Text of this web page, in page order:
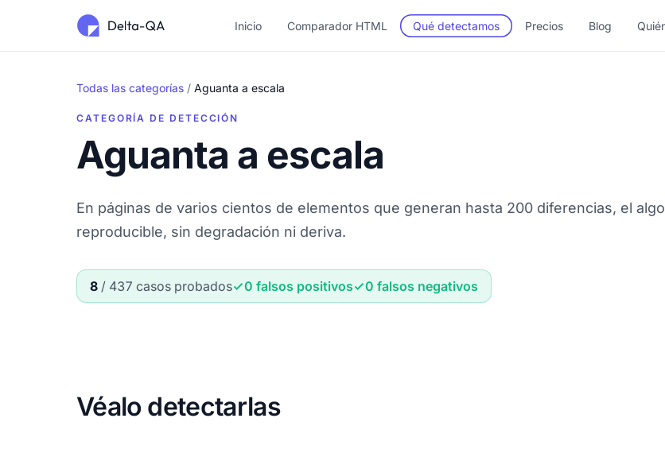
Inicio Comparador HTML Qué detectamos Precios Blog
Todas las categorías / Aguanta a escala
CATEGORÍA DE DETECCIÓN
Aguanta a escala
En páginas de varios cientos de elementos que generan hasta 200 diferencias, el
reproducible, sin degradación ni deriva.
8 / 437 casos probados 0 falsos positivos 0 falsos negativos
Véalo detectarlas